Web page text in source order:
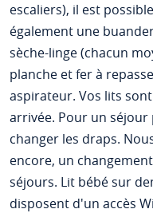
escaliers), il est
également une
sèche-linge (chacun
planche et fer à
aspirateur. Vos lits
arrivée. Pour un séjour
changer les draps.
encore, un
séjours. Lit bébé sur
disposent d'un accès